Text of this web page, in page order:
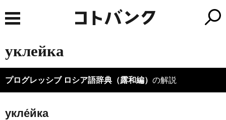
уклейка
プログレッシブ ロシア語辞典（露和編） の解説
укле́йка